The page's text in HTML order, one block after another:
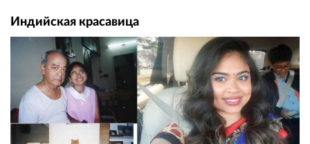
Индийская красавица